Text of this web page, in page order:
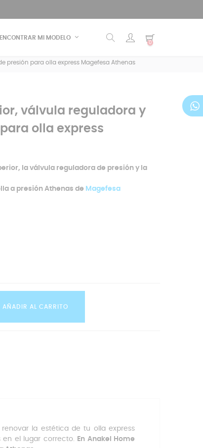
MI MODELO
0
presión para olla express Magefesa Athenas
válvula reguladora y
olla express
la válvula reguladora de presión y la
a presión Athenas de Magefesa
AÑADIR AL CARRITO
renovar la estética de tu olla express
en el lugar correcto.
En Anakel Home